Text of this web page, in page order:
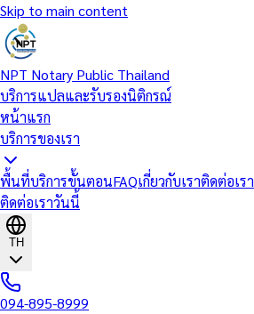
Skip to main content
NPT Notary Public Thailand
บริการแปลและรับรองนิติกรณ์
หน้าแรก
บริการของเรา
พื้นที่บริการขั้นตอนFAQเกี่ยวกับเราติดต่อเรา
ติดต่อเราวันนี้
TH
094-895-8999